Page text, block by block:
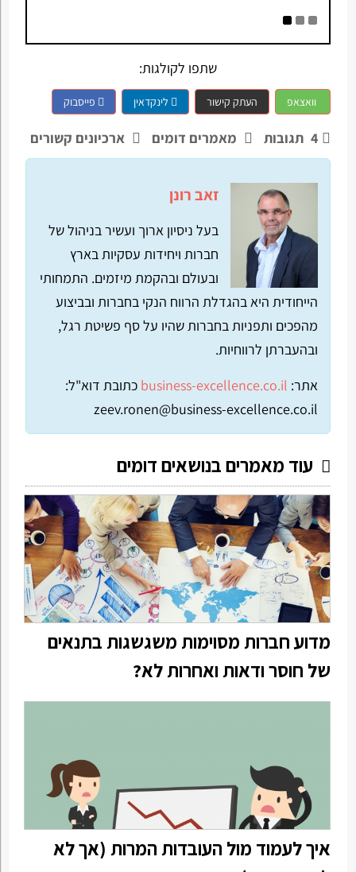
שתפו לקולגות:
וואצאפ העתק קישור לינקדאין פייסבוק
4 תגובות מאמרים דומים ארכיונים קשורים
זאב רונן
בעל ניסיון ארוך ועשיר בניהול של
חברות ויחידות עסקיות בארץ
ובעולם ובהקמת מיזמים. התמחותי
הייחודית היא בהגדלת הרווח הנקי בחברות ובביצוע
מהפכים ותפניות בחברות שהיו על סף פשיטת רגל,
ובהעברתן לרווחיות.
אתר: business-excellence.co.il כתובת דוא"ל:
zeev.ronen@business-excellence.co.il
עוד מאמרים בנושאים דומים
מדוע חברות מסוימות משגשגות בתנאים
של חוסר ודאות ואחרות לא?
איך לעמוד מול העובדות המרות (אך לא